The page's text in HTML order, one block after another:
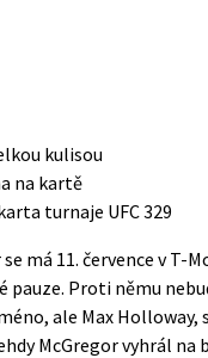
kulisou
na kartě
turnaje UFC 329
má 11. července v T-
pauze. Proti němu
ale Max
McGregor vyhrál na